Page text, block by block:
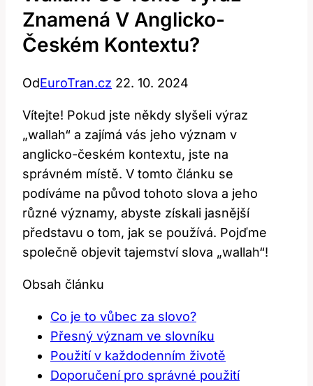
Znamená V Anglicko-
Českém Kontextu?
OdEuroTran.cz 22. 10. 2024
Vítejte! Pokud jste někdy slyšeli výraz
„wallah“ a zajímá vás jeho význam v
anglicko-českém kontextu, jste na
správném místě. V tomto článku se
podíváme na původ tohoto slova a jeho
různé významy, abyste získali jasnější
představu o tom, jak se používá. Pojďme
společně objevit tajemství slova „wallah“!
Obsah článku
Co je to vůbec za slovo?
Přesný význam ve slovníku
Použití v každodenním životě
Doporučení pro správné použití